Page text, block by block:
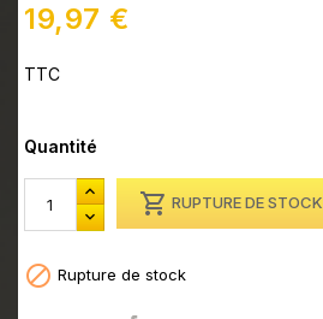
19,97 €
TTC
Quantité
 RUPTURE DE STOCK
 Rupture de stock